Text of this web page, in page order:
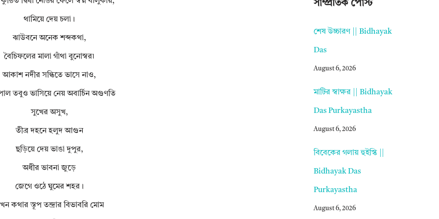
থামিয়ে দেয় চলা।
ঝাউবনে অনেক শব্দকথা,
বৈচিফলের মালা গাঁথা বুনোস্বর৷
আকাশ নদীর সন্ধিতে ভাসে নাও,
তবুও ভাসিয়ে নেয় অবার্চিন অগুণতি
সুখের অসুখ,
তীব্র দহনে হলুদ আগুন
ছড়িয়ে দেয় ভাঙা দুপুর,
অধীর ভাবনা জুড়ে
জেগে ওঠে ঘুমের শহর।
কথার স্তূপ তন্দ্রার বিভাবরি মোম
সাম্প্রতিক পোস্ট
শেষ উচ্চারণ || Bidhayak
Das
August 6, 2026
মাটির স্বাক্ষর || Bidhayak
Das Purkayastha
August 6, 2026
বিবেকের গলায় হুইস্কি ||
Bidhayak Das
Purkayastha
August 6, 2026